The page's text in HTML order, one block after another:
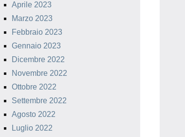
Aprile 2023
Marzo 2023
Febbraio 2023
Gennaio 2023
Dicembre 2022
Novembre 2022
Ottobre 2022
Settembre 2022
Agosto 2022
Luglio 2022